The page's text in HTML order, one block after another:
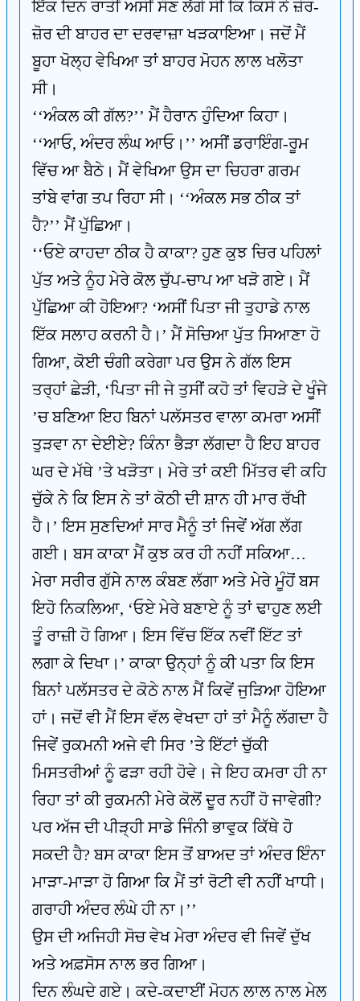
ਇੱਕ ਦਿਨ ਰਾਤੀਂ ਅਸੀਂ ਸੌਣ ਲੱਗੇ ਸੀ ਕਿ ਕਿਸੇ ਨੇ ਜ਼ੋਰ-
ਜ਼ੋਰ ਦੀ ਬਾਹਰ ਦਾ ਦਰਵਾਜ਼ਾ ਖੜਕਾਇਆ। ਜਦੋਂ ਮੈਂ
ਬੂਹਾ ਖੋਲ੍ਹ ਵੇਖਿਆ ਤਾਂ ਬਾਹਰ ਮੋਹਨ ਲਾਲ ਖਲੋਤਾ
ਸੀ।
‘‘ਅੰਕਲ ਕੀ ਗੱਲ?’’ ਮੈਂ ਹੈਰਾਨ ਹੁੰਦਿਆ ਕਿਹਾ।
‘‘ਆਓ, ਅੰਦਰ ਲੰਘ ਆਓ।’’ ਅਸੀਂ ਡਰਾਇੰਗ-ਰੂਮ
ਵਿੱਚ ਆ ਬੈਠੇ। ਮੈਂ ਵੇਖਿਆ ਉਸ ਦਾ ਚਿਹਰਾ ਗਰਮ
ਤਾਂਬੇ ਵਾਂਗ ਤਪ ਰਿਹਾ ਸੀ। ‘‘ਅੰਕਲ ਸਭ ਠੀਕ ਤਾਂ
ਹੈ?’’ ਮੈਂ ਪੁੱਛਿਆ।
‘‘ਓਏ ਕਾਹਦਾ ਠੀਕ ਹੈ ਕਾਕਾ? ਹੁਣ ਕੁਝ ਚਿਰ ਪਹਿਲਾਂ
ਪੁੱਤ ਅਤੇ ਨੂੰਹ ਮੇਰੇ ਕੋਲ ਚੁੱਪ-ਚਾਪ ਆ ਖੜੋ ਗਏ। ਮੈਂ
ਪੁੱਛਿਆ ਕੀ ਹੋਇਆ? ‘ਅਸੀਂ ਪਿਤਾ ਜੀ ਤੁਹਾਡੇ ਨਾਲ
ਇੱਕ ਸਲਾਹ ਕਰਨੀ ਹੈ।’ ਮੈਂ ਸੋਚਿਆ ਪੁੱਤ ਸਿਆਣਾ ਹੋ
ਗਿਆ, ਕੋਈ ਚੰਗੀ ਕਰੇਗਾ ਪਰ ਉਸ ਨੇ ਗੱਲ ਇਸ
ਤਰ੍ਹਾਂ ਛੇੜੀ, ‘ਪਿਤਾ ਜੀ ਜੇ ਤੁਸੀਂ ਕਹੋ ਤਾਂ ਵਿਹੜੇ ਦੇ ਖੂੰਜੇ
’ਚ ਬਣਿਆ ਇਹ ਬਿਨਾਂ ਪਲੱਸਤਰ ਵਾਲਾ ਕਮਰਾ ਅਸੀਂ
ਤੁੜਵਾ ਨਾ ਦੇਈਏ? ਕਿੰਨਾ ਭੈੜਾ ਲੱਗਦਾ ਹੈ ਇਹ ਬਾਹਰ
ਘਰ ਦੇ ਮੱਥੇ ’ਤੇ ਖੜੋਤਾ। ਮੇਰੇ ਤਾਂ ਕਈ ਮਿੱਤਰ ਵੀ ਕਹਿ
ਚੁੱਕੇ ਨੇ ਕਿ ਇਸ ਨੇ ਤਾਂ ਕੋਠੀ ਦੀ ਸ਼ਾਨ ਹੀ ਮਾਰ ਰੱਖੀ
ਹੈ।’ ਇਸ ਸੁਣਦਿਆਂ ਸਾਰ ਮੈਨੂੰ ਤਾਂ ਜਿਵੇਂ ਅੱਗ ਲੱਗ
ਗਈ। ਬਸ ਕਾਕਾ ਮੈਂ ਕੁਝ ਕਰ ਹੀ ਨਹੀਂ ਸਕਿਆ…
ਮੇਰਾ ਸਰੀਰ ਗੁੱਸੇ ਨਾਲ ਕੰਬਣ ਲੱਗਾ ਅਤੇ ਮੇਰੇ ਮੂੰਹੋਂ ਬਸ
ਇਹੋ ਨਿਕਲਿਆ, ‘ਓਏ ਮੇਰੇ ਬਣਾਏ ਨੂੰ ਤਾਂ ਢਾਹੁਣ ਲਈ
ਤੂੰ ਰਾਜ਼ੀ ਹੋ ਗਿਆ। ਇਸ ਵਿੱਚ ਇੱਕ ਨਵੀਂ ਇੱਟ ਤਾਂ
ਲਗਾ ਕੇ ਦਿਖਾ।’ ਕਾਕਾ ਉਨ੍ਹਾਂ ਨੂੰ ਕੀ ਪਤਾ ਕਿ ਇਸ
ਬਿਨਾਂ ਪਲੱਸਤਰ ਦੇ ਕੋਠੇ ਨਾਲ ਮੈਂ ਕਿਵੇਂ ਜੁੜਿਆ ਹੋਇਆ
ਹਾਂ। ਜਦੋਂ ਵੀ ਮੈਂ ਇਸ ਵੱਲ ਵੇਖਦਾ ਹਾਂ ਤਾਂ ਮੈਨੂੰ ਲੱਗਦਾ ਹੈ
ਜਿਵੇਂ ਰੁਕਮਨੀ ਅਜੇ ਵੀ ਸਿਰ ’ਤੇ ਇੱਟਾਂ ਚੁੱਕੀ
ਮਿਸਤਰੀਆਂ ਨੂੰ ਫੜਾ ਰਹੀ ਹੋਵੇ। ਜੇ ਇਹ ਕਮਰਾ ਹੀ ਨਾ
ਰਿਹਾ ਤਾਂ ਕੀ ਰੁਕਮਨੀ ਮੇਰੇ ਕੋਲੋਂ ਦੂਰ ਨਹੀਂ ਹੋ ਜਾਵੇਗੀ?
ਪਰ ਅੱਜ ਦੀ ਪੀੜ੍ਹੀ ਸਾਡੇ ਜਿੰਨੀ ਭਾਵੁਕ ਕਿੱਥੇ ਹੋ
ਸਕਦੀ ਹੈ? ਬਸ ਕਾਕਾ ਇਸ ਤੋਂ ਬਾਅਦ ਤਾਂ ਅੰਦਰ ਇੰਨਾ
ਮਾੜਾ-ਮਾੜਾ ਹੋ ਗਿਆ ਕਿ ਮੈਂ ਤਾਂ ਰੋਟੀ ਵੀ ਨਹੀਂ ਖਾਧੀ।
ਗਰਾਹੀ ਅੰਦਰ ਲੰਘੇ ਹੀ ਨਾ।’’
ਉਸ ਦੀ ਅਜਿਹੀ ਸੋਚ ਵੇਖ ਮੇਰਾ ਅੰਦਰ ਵੀ ਜਿਵੇਂ ਦੁੱਖ
ਅਤੇ ਅਫ਼ਸੋਸ ਨਾਲ ਭਰ ਗਿਆ।
ਦਿਨ ਲੰਘਦੇ ਗਏ। ਕਦੇ-ਕਦਾਈਂ ਮੋਹਨ ਲਾਲ ਨਾਲ ਮੇਲ